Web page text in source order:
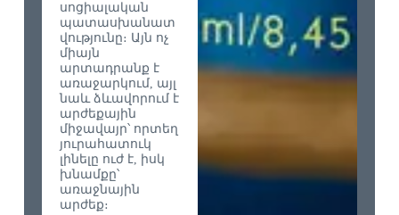
սոցիալական
պատասխանատ
վությունը։ Այն ոչ
միայն
արտադրանք է
առաջարկում, այլ
նաև ձևավորում է
արժեքային
միջավայր՝ որտեղ
յուրահատուկ
լինելը ուժ է, իսկ
խնամքը՝
առաջնային
արժեք։